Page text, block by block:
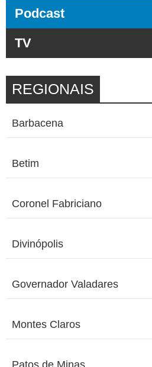
Podcast
TV
REGIONAIS
Barbacena
Betim
Coronel Fabriciano
Divinópolis
Governador Valadares
Montes Claros